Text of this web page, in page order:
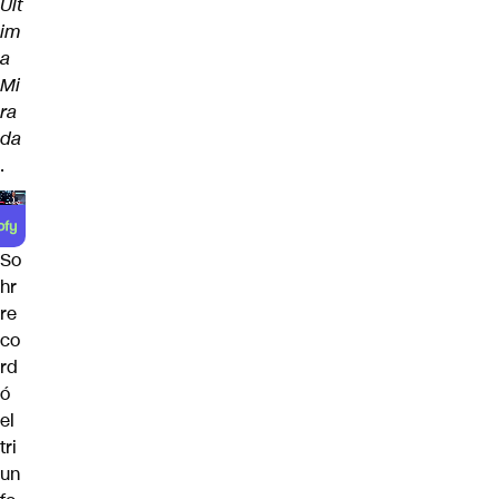
im
a
Mi
ra
da
.
So
hr
re
co
rd
ó
el
tri
un